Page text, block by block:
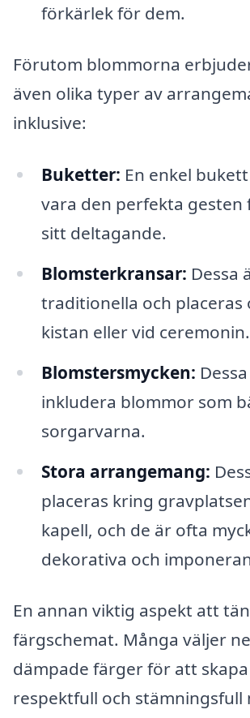
förkärlek för dem.
Förutom blommorna
även olika typer av
inklusive:
Buketter: En enkel
vara den perfekta gesten
sitt deltagande.
Blomsterkransar: Dessa
traditionella och placeras
kistan eller vid ceremonin.
Blomstersmycken:
inkludera blommor som
sorgarvarna.
Stora arrangemang:
placeras kring
kapell, och de är ofta
dekorativa och
En annan viktig aspekt att
färgschemat. Många väljer
dämpade färger för att
respektfull och stämningsfull